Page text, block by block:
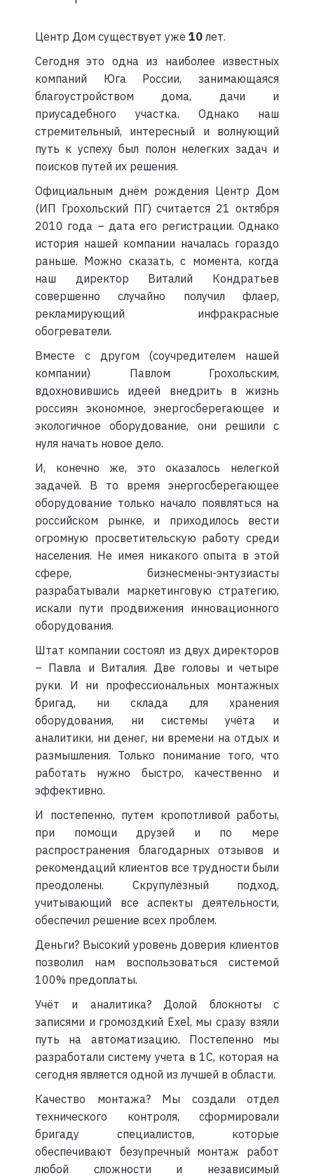
Центр Дом существует уже 10лет.
Сегодня это одна из наиболее известных
компаний Юга России, занимающаяся
благоустройством дома, дачи и
приусадебного участка. Однако наш
стремительный, интересный и волнующий
путь к успеху был полон нелегких задач и
поисков путей их решения.
Официальным днём рождения Центр Дом
(ИП Грохольский ПГ) считается 21 октября
2010 года – дата его регистрации. Однако
история нашей компании началась гораздо
раньше. Можно сказать, с момента, когда
наш директор Виталий Кондратьев
совершенно случайно получил флаер,
рекламирующий инфракрасные
обогреватели.
Вместе с другом (соучредителем нашей
компании) Павлом Грохольским,
вдохновившись идеей внедрить в жизнь
россиян экономное, энергосберегающее и
экологичное оборудование, они решили с
нуля начать новое дело.
И, конечно же, это оказалось нелегкой
задачей. В то время энергосберегающее
оборудование только начало появляться на
российском рынке, и приходилось вести
огромную просветительскую работу среди
населения. Не имея никакого опыта в этой
сфере, бизнесмены-энтузиасты
разрабатывали маркетинговую стратегию,
искали пути продвижения инновационного
оборудования.
Штат компании состоял из двух директоров
– Павла и Виталия. Две головы и четыре
руки. И ни профессиональных монтажных
бригад, ни склада для хранения
оборудования, ни системы учёта и
аналитики, ни денег, ни времени на отдых и
размышления. Только понимание того, что
работать нужно быстро, качественно и
эффективно.
И постепенно, путем кропотливой работы,
при помощи друзей и по мере
распространения благодарных отзывов и
рекомендаций клиентов все трудности были
преодолены. Скрупулёзный подход,
учитывающий все аспекты деятельности,
обеспечил решение всех проблем.
Деньги? Высокий уровень доверия клиентов
позволил нам воспользоваться системой
100% предоплаты.
Учёт и аналитика? Долой блокноты с
записями и громоздкий Exel, мы сразу взяли
путь на автоматизацию. Постепенно мы
разработали систему учета в 1С, которая на
сегодня является одной из лучшей в области.
Качество монтажа? Мы создали отдел
технического контроля, сформировали
бригаду специалистов, которые
обеспечивают безупречный монтаж работ
любой сложности и независимый